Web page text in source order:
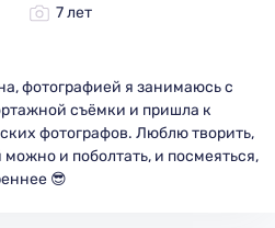
фотографией я занимаюсь с
съёмки и пришла к
фотографов. Люблю творить,
можно и поболтать, и посмеяться,
😎
7 лет